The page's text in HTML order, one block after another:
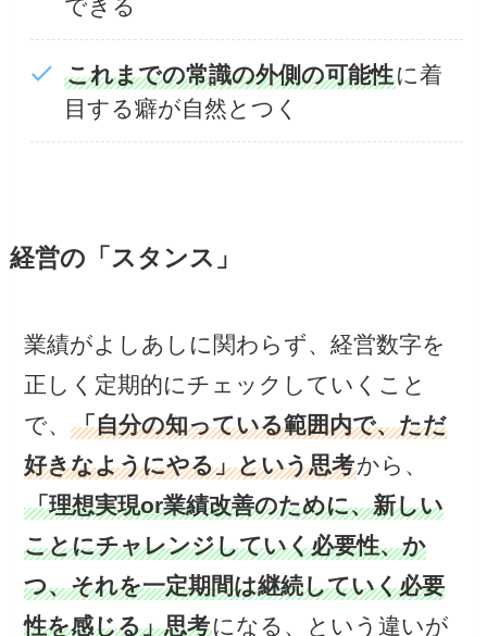
できる
これまでの常識の外側の可能性に着
目する癖が自然とつく
経営の「スタンス」
業績がよしあしに関わらず、経営数字を
正しく定期的にチェックしていくこと
で、「自分の知っている範囲内で、ただ
好きなようにやる」という思考から、
「理想実現or業績改善のために、新しい
ことにチャレンジしていく必要性、か
つ、それを一定期間は継続していく必要
性を感じる」思考になる、という違いが